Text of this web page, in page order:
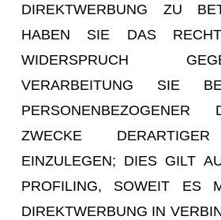
DIREKTWERBUNG ZU
HABEN SIE DAS
WIDERSPRUCH
VERARBEITUNG SIE
ZWECKE
EINZULEGEN; DIES GILT
PROFILING, SOWEIT ES
DIREKTWERBUNG IN